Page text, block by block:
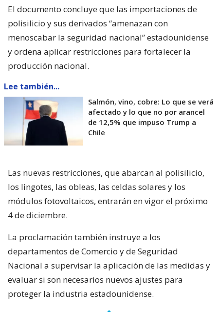
El documento concluye que las importaciones de
polisilicio y sus derivados “amenazan con
menoscabar la seguridad nacional” estadounidense
y ordena aplicar restricciones para fortalecer la
producción nacional.
Lee también...
Salmón, vino, cobre: Lo que se verá
afectado y lo que no por arancel
de 12,5% que impuso Trump a
Chile
Las nuevas restricciones, que abarcan al polisilicio,
los lingotes, las obleas, las celdas solares y los
módulos fotovoltaicos, entrarán en vigor el próximo
4 de diciembre.
La proclamación también instruye a los
departamentos de Comercio y de Seguridad
Nacional a supervisar la aplicación de las medidas y
evaluar si son necesarios nuevos ajustes para
proteger la industria estadounidense.